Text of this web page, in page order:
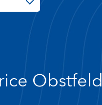
Obstfeld